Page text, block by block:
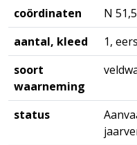
coördinaten
N
aantal, kleed
1,
soort
waarneming
status